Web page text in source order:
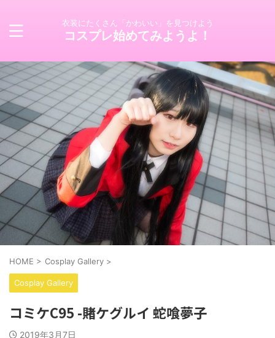
衣装にたくさん「かわいい」を見つけよう
コスプレ始めてみようよ！
HOME > Cosplay Gallery >
Cosplay Gallery
コミケC95 -賭ケグルイ 蛇喰夢子
2019年3月7日